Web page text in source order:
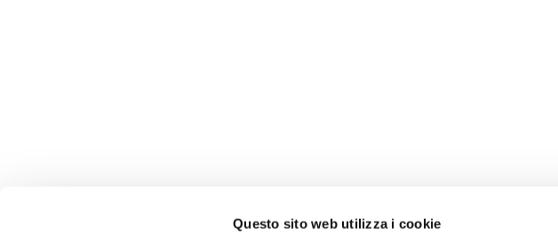
Questo sito web utilizza i cookie